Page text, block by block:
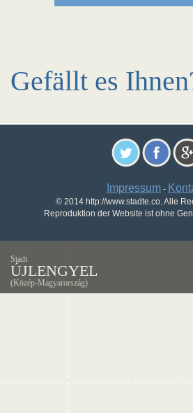
Gefällt es
Impressum -
© 2014 http://www.stadte.co. Alle
Reproduktion der Website ist ohne
Stadt
ÚJLENGYEL
(Közép-Magyarország)